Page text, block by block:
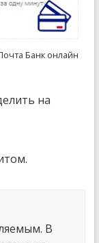
Банк онлайн
на
В